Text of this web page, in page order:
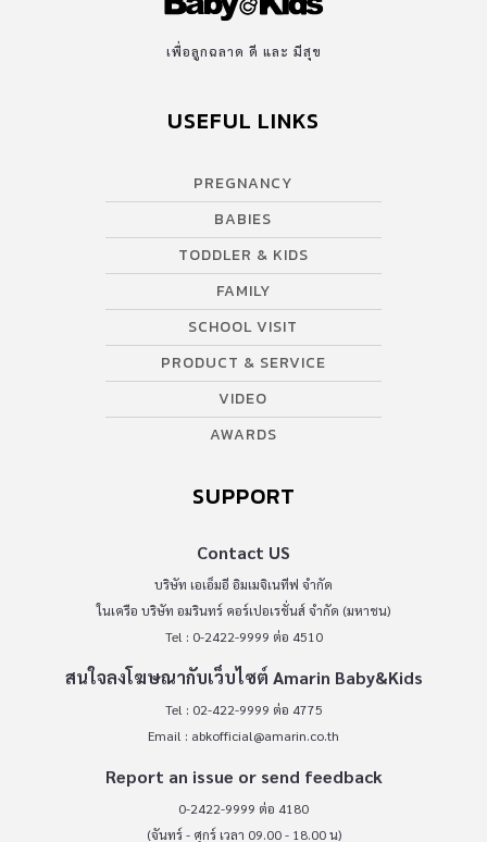
เพื่อลูกฉลาด ดี และ มีสุข
USEFUL LINKS
PREGNANCY
BABIES
TODDLER & KIDS
FAMILY
SCHOOL VISIT
PRODUCT & SERVICE
VIDEO
AWARDS
SUPPORT
Contact US
บริษัท เอเอ็มอี อิมเมจิเนทีฟ จำกัด
ในเครือ บริษัท อมรินทร์ คอร์เปอเรชั่นส์ จำกัด (มหาชน)
Tel : 0-2422-9999 ต่อ 4510
สนใจลงโฆษณากับเว็บไซต์ Amarin Baby&Kids
Tel : 02-422-9999 ต่อ 4775
Email : abkofficial@amarin.co.th
Report an issue or send feedback
0-2422-9999 ต่อ 4180
(จันทร์ - ศุกร์ เวลา 09.00 - 18.00 น)